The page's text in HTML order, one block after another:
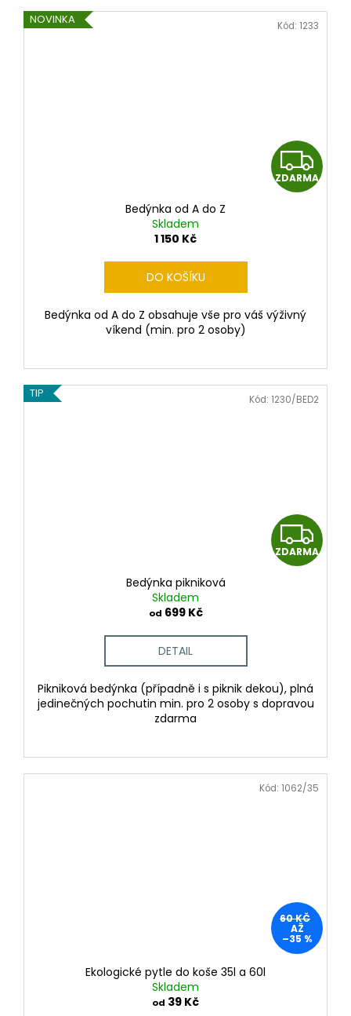
NOVINKA
Z
D
ZDARMA
Bedýnka od A do Z
Skladem
1 150 Kč
DO KOŠÍKU
Bedýnka od A do Z obsahuje vše pro váš výživný
víkend (min. pro 2 osoby)
Kód: 1233
TIP
Z
D
A
ZDARMA
Bedýnka pikniková
Skladem
od 699 Kč
DETAIL
Pikniková bedýnka (případně i s piknik dekou), plná
jedinečných pochutin min. pro 2 osoby s dopravou
zdarma
Kód: 1230/BED2
60 KČ
AŽ
–35 %
Ekologické pytle do koše 35l a 60l
Skladem
od 39 Kč
Kód: 1062/35